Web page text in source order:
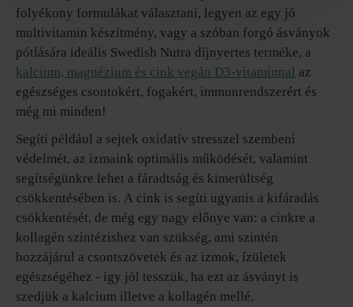
folyékony formulákat választani, legyen az egy jó
multivitamin készítmény, vagy a szóban forgó ásványok
pótlására ideális Swedish Nutra díjnyertes terméke, a
kalcium, magnézium és cink vegán D3-vitaminnal az
egészséges csontokért, fogakért, immunrendszerért és
még mi minden!
Segíti például a sejtek oxidatív stresszel szembeni
védelmét, az izmaink optimális működését, valamint
segítségünkre lehet a fáradtság és kimerültség
csökkentésében is. A cink is segíti ugyanis a kifáradás
csökkentését, de még egy nagy előnye van: a cinkre a
kollagén szintézishez van szükség, ami szintén
hozzájárul a csontszövetek és az izmok, ízületek
egészségéhez - így jól tesszük, ha ezt az ásványt is
szedjük a kalcium illetve a kollagén mellé.